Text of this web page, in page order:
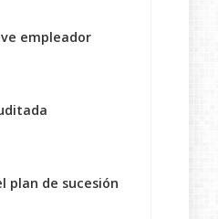
empleador
plan de sucesión